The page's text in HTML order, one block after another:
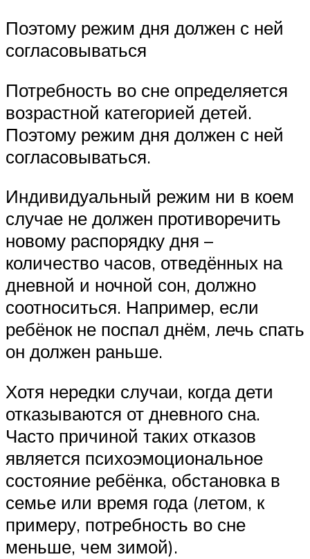
Поэтому режим дня должен с ней
согласовываться
Потребность во сне определяется
возрастной категорией детей.
Поэтому режим дня должен с ней
согласовываться.
Индивидуальный режим ни в коем
случае не должен противоречить
новому распорядку дня –
количество часов, отведённых на
дневной и ночной сон, должно
соотноситься. Например, если
ребёнок не поспал днём, лечь спать
он должен раньше.
Хотя нередки случаи, когда дети
отказываются от дневного сна.
Часто причиной таких отказов
является психоэмоциональное
состояние ребёнка, обстановка в
семье или время года (летом, к
примеру, потребность во сне
меньше, чем зимой).